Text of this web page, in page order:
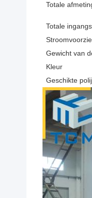
Totale
Totale
Gewicht van
Kleur
Geschikte